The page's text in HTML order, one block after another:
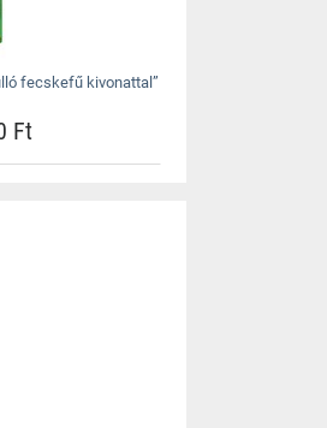
fecskefű kivonattal”
Ft